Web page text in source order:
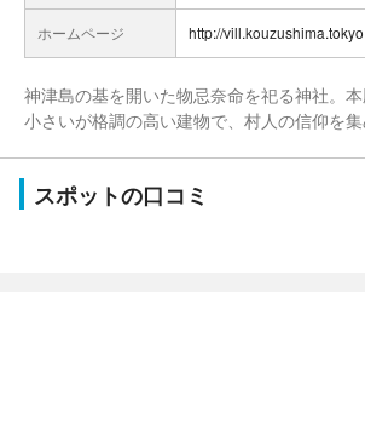
ホームページ http://
神津島の基を開いた物忌奈命を祀る神社。
小さいが格調の高い建物で、村人の信仰を集
スポットの口コミ